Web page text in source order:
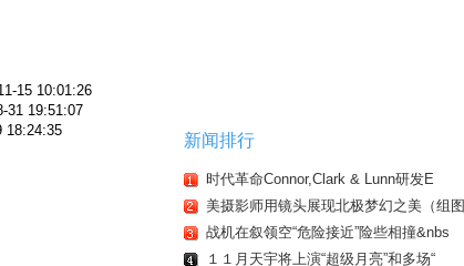
15 10:01:26
31 19:51:07
18:24:35
新闻排行
时代革命Connor,Clark & Lunn研发E
美摄影师用镜头展现北极梦幻之美（组图
战机在叙领空“危险接近”险些相撞&nbs
１１月天宇将上演“超级月亮”和多场“